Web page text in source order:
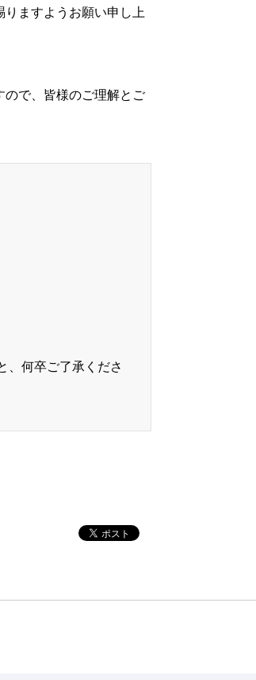
ますようお願い申し上
ので、皆様のご理解とご
、何卒ご了承くださ